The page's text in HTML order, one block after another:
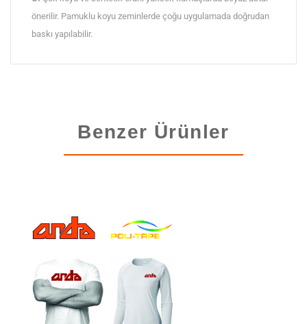
önerilir. Pamuklu koyu zeminlerde çoğu uygulamada doğrudan
baskı yapılabilir.
Benzer Ürünler